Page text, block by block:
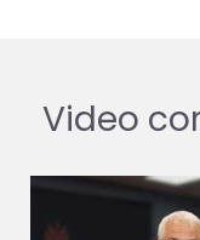
Video